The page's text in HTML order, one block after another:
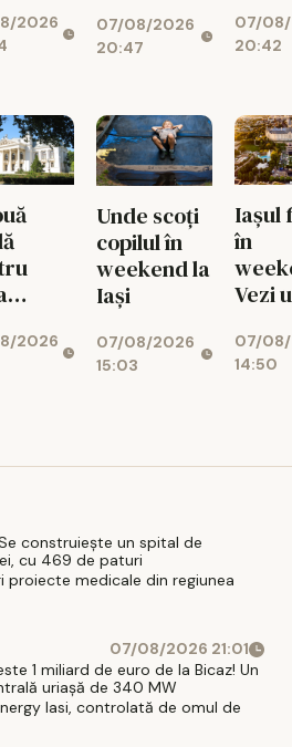
Un
va
de
2026
schimbă
radical din
07/08/2026
20:47
07/
20:42
2026
Unde scoți
copilul în
weekend la
Iași
07/08/2026
15:03
Iașul
în
Vezi
ieși
9
07/
14:50
construiește un spital de
cu 469 de paturi
proiecte medicale din regiunea
07/08/2026 21:01
1 miliard de euro de la Bicaz! Un
uriașă de 340 MW
Iasi, controlată de omul de